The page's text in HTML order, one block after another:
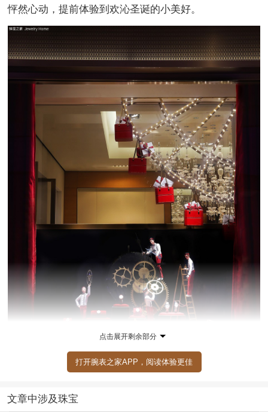
怦然心动，提前体验到欢沁圣诞的小美好。
点击展开剩余部分
打开腕表之家APP，阅读体验更佳
文章中涉及珠宝